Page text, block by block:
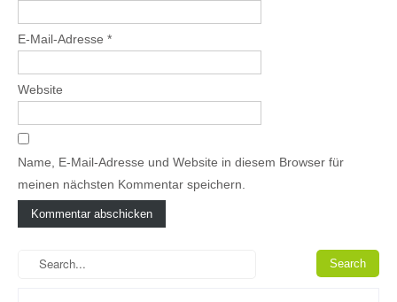
E-Mail-Adresse *
Website
Name, E-Mail-Adresse und Website in diesem Browser für
meinen nächsten Kommentar speichern.